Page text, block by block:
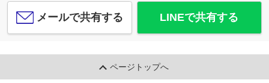
メールで共有する LINEで共有する
ページトップへ